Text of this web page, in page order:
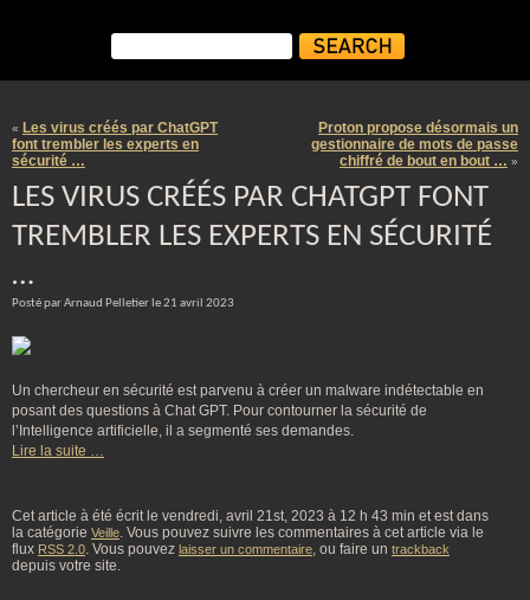
« Les virus créés par ChatGPT
font trembler les experts en
sécurité …
Proton propose désormais un
gestionnaire de mots de passe
chiffré de bout en bout … »
LES VIRUS CRÉÉS PAR CHATGPT FONT
TREMBLER LES EXPERTS EN SÉCURITÉ
…
Posté par Arnaud Pelletier le 21 avril 2023
Un chercheur en sécurité est parvenu à créer un malware indétectable en
posant des questions à Chat GPT. Pour contourner la sécurité de
l’Intelligence artificielle, il a segmenté ses demandes.
Lire la suite …
Cet article à été écrit le vendredi, avril 21st, 2023 à 12 h 43 min et est dans
la catégorie Veille. Vous pouvez suivre les commentaires à cet article via le
flux RSS 2.0. Vous pouvez laisser un commentaire, ou faire un trackback
depuis votre site.